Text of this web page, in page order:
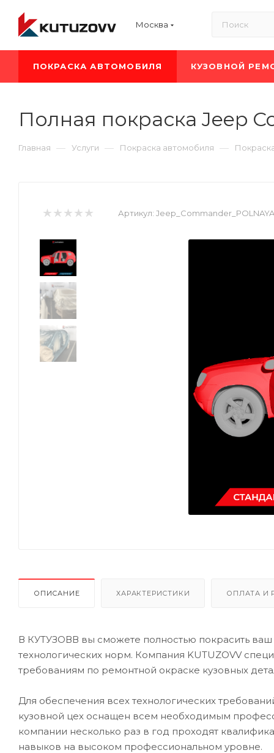
Москва
ПОКРАСКА АВТОМОБИЛЯ КУЗОВНОЙ
Полная покраска Jeep
Главная — Услуги — Покраска автомобиля —
Артикул: Jeep_Commander_POLNAYA
ОПИСАНИЕ ХАРАКТЕРИСТИКИ ОПЛАТА И
В КУТУЗОВВ вы сможете полностью покрасить
технологических норм. Компания KUTUZOVV
требованиям по ремонтной окраске кузовных
Для обеспечения всех технологических
кузовной цех оснащен всем необходимым
компании несколько раз в год проходят
навыков на высоком профессиональном уровне.